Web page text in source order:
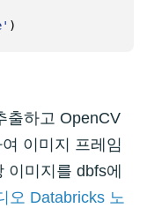
출하고 OpenCV
이미지 프레임
미지를 dbfs에
오 Databricks 노